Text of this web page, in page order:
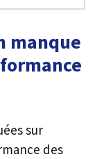
manque
sur
des